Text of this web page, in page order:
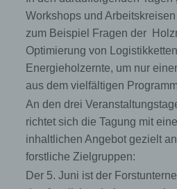
Workshops und
zum Beispiel Fragen der
Optimierung von
Energieholzernte, um nur
aus dem vielfältigen
An den drei
richtet sich die Tagung mit
inhaltlichen Angebot gezielt
forstliche Zielgruppen:
Der 5. Juni ist der
Vernichtung.
d) Einschränkung der
Einschränkung der
Markierung gespeicherter
Daten mit dem Ziel, ihre
einzuschränken.
e) Profiling